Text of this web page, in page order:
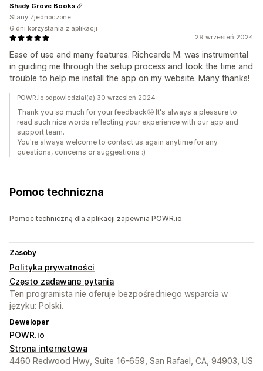
29 wrzesień 2024
Ease of use and many features. Richcarde M. was instrumental
in guiding me through the setup process and took the time and
trouble to help me install the app on my website. Many thanks!
Shady Grove Books
Stany Zjednoczone
6 dni korzystania z aplikacji
POWR.io odpowiedział(a) 30 wrzesień 2024
Thank you so much for your feedback🤩️ It's always a pleasure to
read such nice words reflecting your experience with our app and
support team.
You're always welcome to contact us again anytime for any
questions, concerns or suggestions :)
Pomoc techniczna
Pomoc techniczną dla aplikacji zapewnia POWR.io.
Zasoby
Polityka prywatności
Często zadawane pytania
Ten programista nie oferuje bezpośredniego wsparcia w
języku: Polski.
Deweloper
POWR.io
Strona internetowa
4460 Redwood Hwy, Suite 16-659, San Rafael, CA, 94903, US